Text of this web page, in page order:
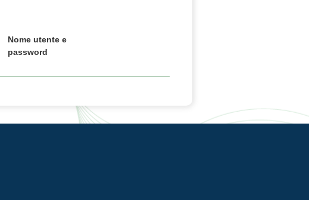
Nome utente e
password